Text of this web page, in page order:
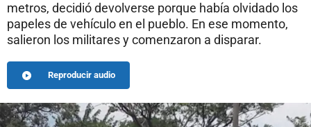
metros, decidió devolverse porque había olvidado los
papeles de vehículo en el pueblo. En ese momento,
salieron los militares y comenzaron a disparar.
Reproducir audio